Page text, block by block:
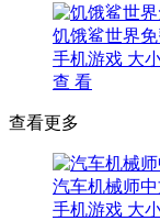
饥饿鲨世界
手机游戏 大
查 看
查看更多
汽车机械师
手机游戏 大